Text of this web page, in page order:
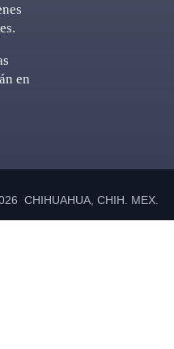
en
CHIHUAHUA, CHIH. MEX.